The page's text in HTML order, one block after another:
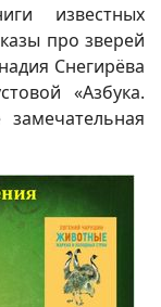
известных
про зверей
Снегирёва
«Азбука.